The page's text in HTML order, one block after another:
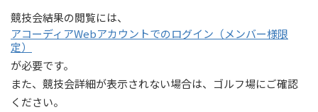
競技会結果の閲覧には、
アコーディアWebアカウントでのログイン（メンバー様限
定）
が必要です。
また、競技会詳細が表示されない場合は、ゴルフ場にご確認
ください。